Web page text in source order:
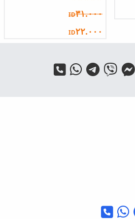
ID٣١.٠٠٠
ID٢٢.٠٠٠